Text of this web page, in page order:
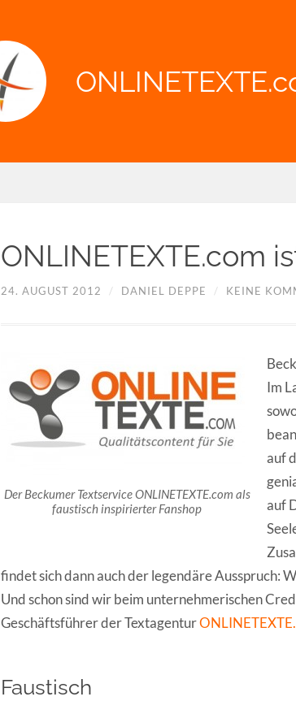
ONLINETEXTE.com
24. AUGUST 2012 / DANIEL DEPPE / KEINE
Der Beckumer Textservice ONLINETEXTE.com als
faustisch inspirierter Fanshop
Im
auf
auf
findet sich dann auch der legendäre Ausspruch:
Und schon sind wir beim unternehmerischen
Geschäftsführer der Textagentur
Faustisch